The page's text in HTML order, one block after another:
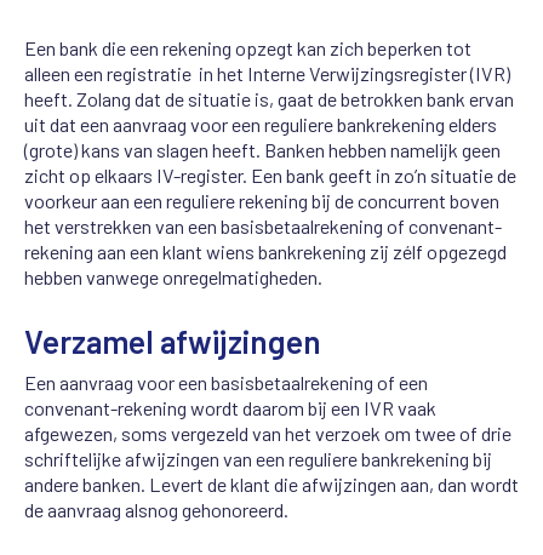
Een bank die een rekening opzegt kan zich beperken tot
alleen een registratie in het Interne Verwijzingsregister (IVR)
heeft. Zolang dat de situatie is, gaat de betrokken bank ervan
uit dat een aanvraag voor een reguliere bankrekening elders
(grote) kans van slagen heeft. Banken hebben namelijk geen
zicht op elkaars IV-register. Een bank geeft in zo’n situatie de
voorkeur aan een reguliere rekening bij de concurrent boven
het verstrekken van een basisbetaalrekening of convenant-
rekening aan een klant wiens bankrekening zij zélf opgezegd
hebben vanwege onregelmatigheden.
Verzamel afwijzingen
Een aanvraag voor een basisbetaalrekening of een
convenant-rekening wordt daarom bij een IVR vaak
afgewezen, soms vergezeld van het verzoek om twee of drie
schriftelijke afwijzingen van een reguliere bankrekening bij
andere banken. Levert de klant die afwijzingen aan, dan wordt
de aanvraag alsnog gehonoreerd.